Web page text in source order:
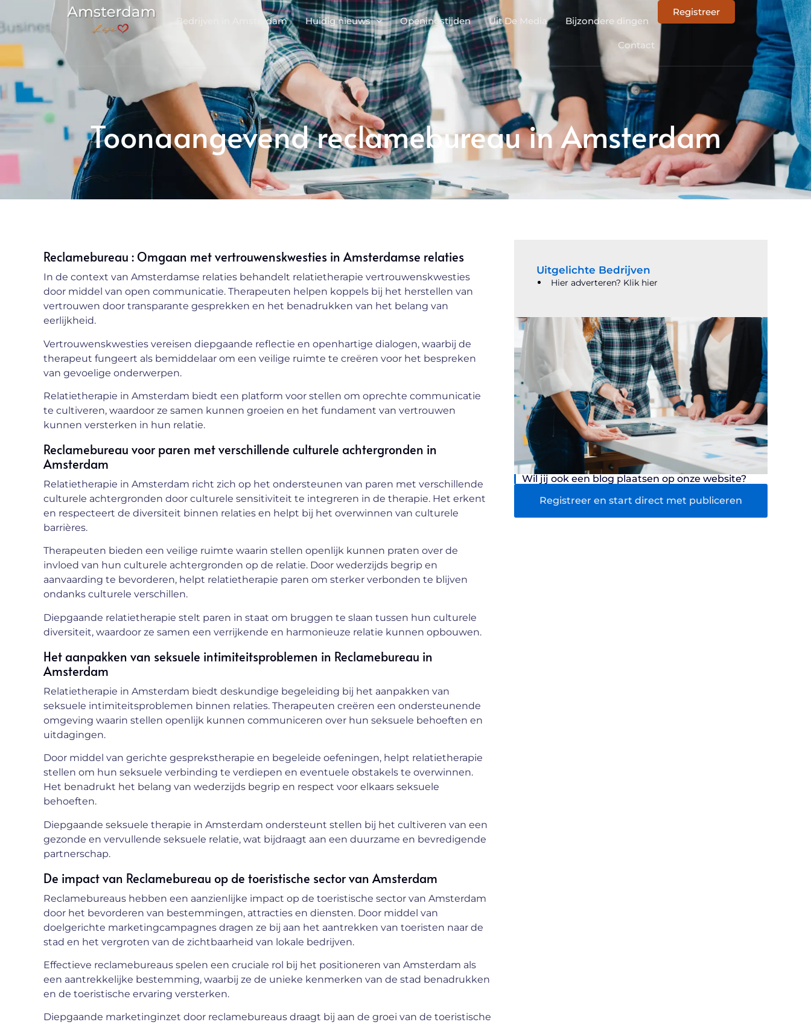
Bedrijven in Amsterdam Huidig nieuws Openingstijden Uit De Media Bijzondere dingen
Contact
Registreer
Toonaangevend reclamebureau in Amsterdam
Reclamebureau : Omgaan met vertrouwenskwesties in Amsterdamse relaties
In de context van Amsterdamse relaties behandelt relatietherapie vertrouwenskwesties
door middel van open communicatie. Therapeuten helpen koppels bij het herstellen van
vertrouwen door transparante gesprekken en het benadrukken van het belang van
eerlijkheid.
Vertrouwenskwesties vereisen diepgaande reflectie en openhartige dialogen, waarbij de
therapeut fungeert als bemiddelaar om een veilige ruimte te creëren voor het bespreken
van gevoelige onderwerpen.
Relatietherapie in Amsterdam biedt een platform voor stellen om oprechte communicatie
te cultiveren, waardoor ze samen kunnen groeien en het fundament van vertrouwen
kunnen versterken in hun relatie.
Reclamebureau voor paren met verschillende culturele achtergronden in
Amsterdam
Relatietherapie in Amsterdam richt zich op het ondersteunen van paren met verschillende
culturele achtergronden door culturele sensitiviteit te integreren in de therapie. Het erkent
en respecteert de diversiteit binnen relaties en helpt bij het overwinnen van culturele
barrières.
Therapeuten bieden een veilige ruimte waarin stellen openlijk kunnen praten over de
invloed van hun culturele achtergronden op de relatie. Door wederzijds begrip en
aanvaarding te bevorderen, helpt relatietherapie paren om sterker verbonden te blijven
ondanks culturele verschillen.
Diepgaande relatietherapie stelt paren in staat om bruggen te slaan tussen hun culturele
diversiteit, waardoor ze samen een verrijkende en harmonieuze relatie kunnen opbouwen.
Het aanpakken van seksuele intimiteitsproblemen in Reclamebureau in
Amsterdam
Relatietherapie in Amsterdam biedt deskundige begeleiding bij het aanpakken van
seksuele intimiteitsproblemen binnen relaties. Therapeuten creëren een ondersteunende
omgeving waarin stellen openlijk kunnen communiceren over hun seksuele behoeften en
uitdagingen.
Door middel van gerichte gesprekstherapie en begeleide oefeningen, helpt relatietherapie
stellen om hun seksuele verbinding te verdiepen en eventuele obstakels te overwinnen.
Het benadrukt het belang van wederzijds begrip en respect voor elkaars seksuele
behoeften.
Diepgaande seksuele therapie in Amsterdam ondersteunt stellen bij het cultiveren van een
gezonde en vervullende seksuele relatie, wat bijdraagt aan een duurzame en bevredigende
partnerschap.
De impact van Reclamebureau op de toeristische sector van Amsterdam
Reclamebureaus hebben een aanzienlijke impact op de toeristische sector van Amsterdam
door het bevorderen van bestemmingen, attracties en diensten. Door middel van
doelgerichte marketingcampagnes dragen ze bij aan het aantrekken van toeristen naar de
stad en het vergroten van de zichtbaarheid van lokale bedrijven.
Effectieve reclamebureaus spelen een cruciale rol bij het positioneren van Amsterdam als
een aantrekkelijke bestemming, waarbij ze de unieke kenmerken van de stad benadrukken
en de toeristische ervaring versterken.
Diepgaande marketinginzet door reclamebureaus draagt bij aan de groei van de toeristische
Uitgelichte Bedrijven
Hier adverteren? Klik hier
Wil jij ook een blog plaatsen op onze website?
Registreer en start direct met publiceren